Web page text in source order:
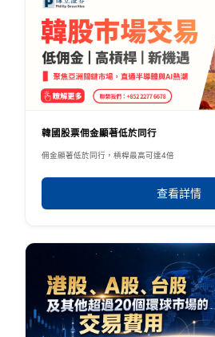
韓國股票佣金顯著低於同行
佣金顯著低於同行，槓桿最高可達4倍
查看詳情